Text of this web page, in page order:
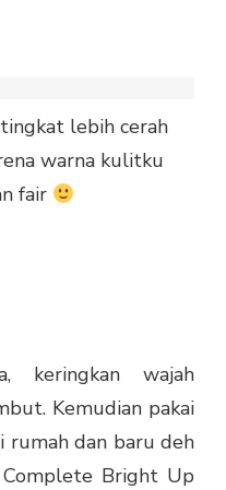
lebih cerah
warna kulitku
fair
keringkan wajah
Kemudian pakai
rumah dan baru deh
Bright Up